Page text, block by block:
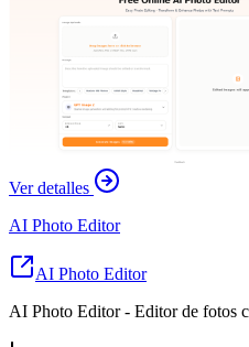
Ver detalles
AI Photo Editor
AI Photo Editor
AI Photo Editor - Editor de fotos